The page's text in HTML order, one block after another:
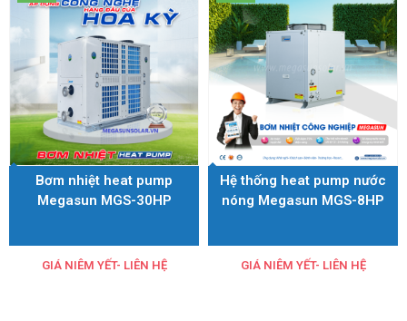
Bơm nhiệt heat pump
Megasun MGS-30HP
GIÁ NIÊM YẾT- LIÊN HỆ
Hệ thống heat pump nước
nóng Megasun MGS-8HP
GIÁ NIÊM YẾT- LIÊN HỆ